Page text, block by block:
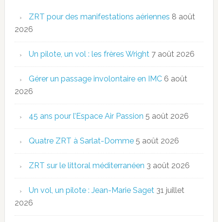
ZRT pour des manifestations aériennes 8 août
2026
Un pilote, un vol : les frères Wright 7 août 2026
Gérer un passage involontaire en IMC 6 août
2026
45 ans pour l’Espace Air Passion 5 août 2026
Quatre ZRT à Sarlat-Domme 5 août 2026
ZRT sur le littoral méditerranéen 3 août 2026
Un vol, un pilote : Jean-Marie Saget 31 juillet
2026